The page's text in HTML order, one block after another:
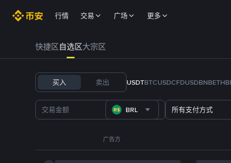
行情 交易 广场 更多
快捷区自选区大宗区
买入 卖出 USDTBTCUSDCFDUSDBNBETH
BRL 所有支付方式
广告方